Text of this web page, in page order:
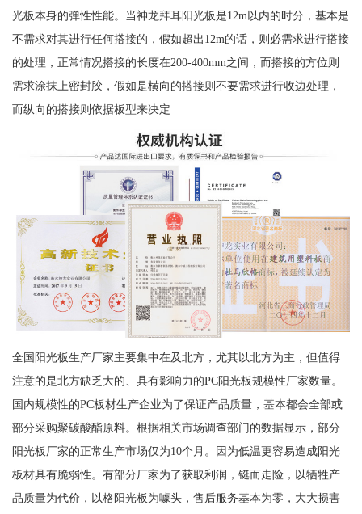
光板本身的弹性性能。当神龙拜耳阳光板是12m以内的时分，基本是
不需求对其进行任何搭接的，假如超出12m的话，则必需求进行搭接
的处理，正常情况搭接的长度在200-400mm之间，而搭接的方位则
需求涂抹上密封胶，假如是横向的搭接则不要需求进行收边处理，
而纵向的搭接则依据板型来决定
全国阳光板生产厂家主要集中在及北方，尤其以北方为主，但值得
注意的是北方缺乏大的、具有影响力的PC阳光板规模性厂家数量。
国内规模性的PC板材生产企业为了保证产品质量，基本都会全部或
部分采购聚碳酸酯原料。根据相关市场调查部门的数据显示，部分
阳光板厂家的正常生产市场仅为10个月。因为低温更容易造成阳光
板材具有脆弱性。有部分厂家为了获取利润，铤而走险，以牺牲产
品质量为代价，以格阳光板为噱头，售后服务基本为零，大大损害